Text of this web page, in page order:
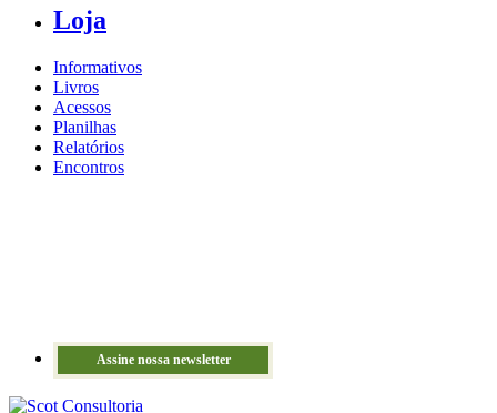
Loja
Informativos
Livros
Acessos
Planilhas
Relatórios
Encontros
Assine nossa newsletter